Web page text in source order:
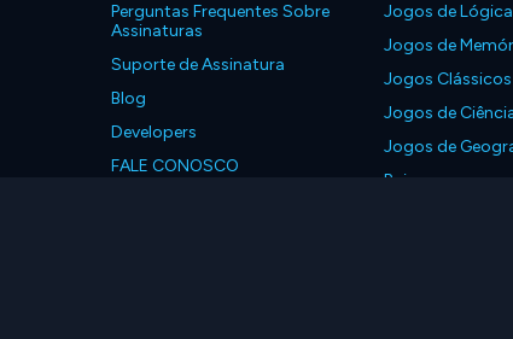
Perguntas Frequentes Sobre
Assinaturas
Suporte de Assinatura
Blog
Developers
FALE CONOSCO
Jogos de Lógica
Jogos de
Jogos Clássicos
Jogos de
Jogos de
Baixe nossos